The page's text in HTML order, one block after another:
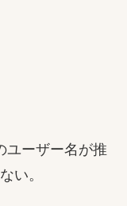
ユーザー名が推
い。